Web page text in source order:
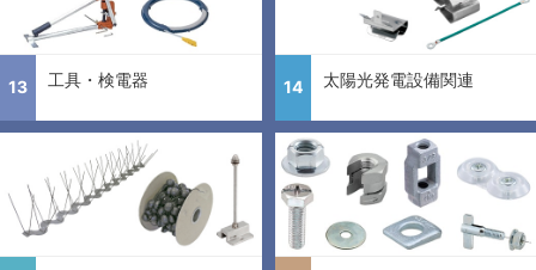
13 工具・検電器 14 太陽光発電設備関連